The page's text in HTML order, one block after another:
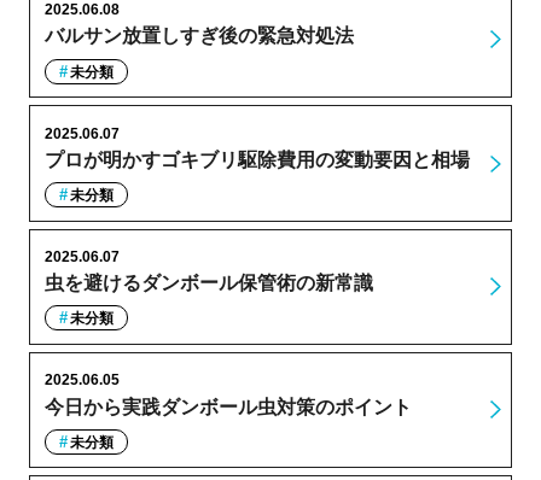
バルサン放置しすぎ後の緊急対処法
2025.06.08
未分類
プロが明かすゴキブリ駆除費用の変動要因と相場
2025.06.07
未分類
虫を避けるダンボール保管術の新常識
2025.06.07
未分類
今日から実践ダンボール虫対策のポイント
2025.06.05
未分類